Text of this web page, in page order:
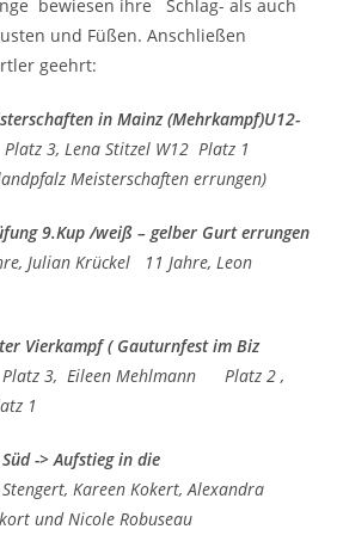
bewiesen ihre Schlag- als auch
und Füßen. Anschließen
geehrt:
in Mainz (Mehrkampf)U12-
3, Lena Stitzel W12 Platz 1
Meisterschaften errungen)
9.Kup /weiß – gelber Gurt errungen
Julian Krückel 11 Jahre, Leon
Vierkampf ( Gauturnfest im Biz
3, Eileen Mehlmann Platz 2 ,
1
-> Aufstieg in die
Kareen Kokert, Alexandra
und Nicole Robuseau